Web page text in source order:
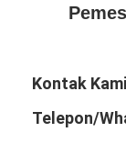
Kontak
Telepon/